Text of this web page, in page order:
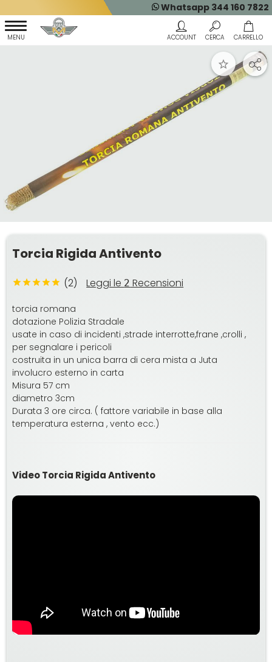
Whatsapp 344 160 7822
Torcia Rigida Antivento
(2) Leggi le 2 Recensioni
torcia romana
dotazione Polizia Stradale
usate in caso di incidenti ,strade interrotte,frane ,crolli ,
per segnalare i pericoli
costruita in un unica barra di cera mista a Juta
involucro esterno in carta
Misura 57 cm
diametro 3cm
Durata 3 ore circa. ( fattore variabile in base alla
temperatura esterna , vento ecc.)
Video Torcia Rigida Antivento